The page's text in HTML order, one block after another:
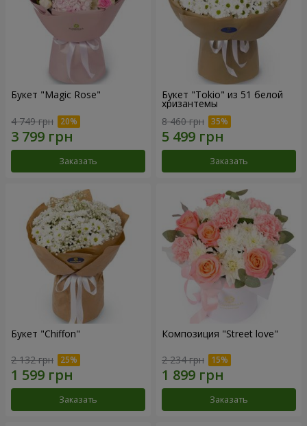
Букет "Magic Rose"
4 749 грн
Заказать
Букет "Tokio" из 51 белой
хризантемы
8 460 грн
Заказать
Букет "Chiffon"
2 132 грн
Заказать
Композиция "Street love"
2 234 грн
Заказать